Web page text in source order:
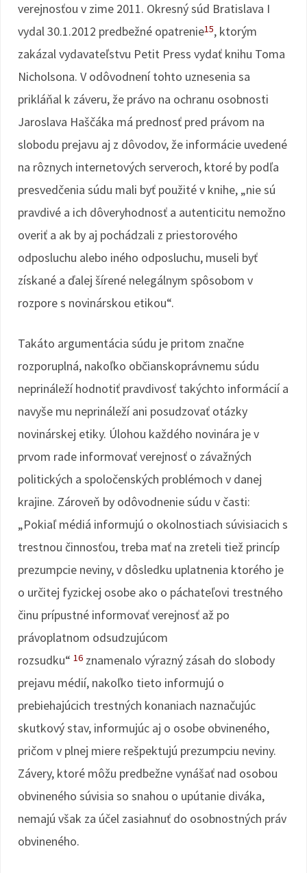
verejnosťou v zime 2011. Okresný súd Bratislava I
vydal 30.1.2012 predbežné opatrenie15, ktorým
zakázal vydavateľstvu Petit Press vydať knihu Toma
Nicholsona. V odôvodnení tohto uznesenia sa
prikláňal k záveru, že právo na ochranu osobnosti
Jaroslava Haščáka má prednosť pred právom na
slobodu prejavu aj z dôvodov, že informácie uvedené
na rôznych internetových serveroch, ktoré by podľa
presvedčenia súdu mali byť použité v knihe, „nie sú
pravdivé a ich dôveryhodnosť a autenticitu nemožno
overiť a ak by aj pochádzali z priestorového
odposluchu alebo iného odposluchu, museli byť
získané a ďalej šírené nelegálnym spôsobom v
rozpore s novinárskou etikou“.
Takáto argumentácia súdu je pritom značne
rozporuplná, nakoľko občianskoprávnemu súdu
neprináleží hodnotiť pravdivosť takýchto informácií a
navyše mu neprináleží ani posudzovať otázky
novinárskej etiky. Úlohou každého novinára je v
prvom rade informovať verejnosť o závažných
politických a spoločenských problémoch v danej
krajine. Zároveň by odôvodnenie súdu v časti:
„Pokiaľ médiá informujú o okolnostiach súvisiacich s
trestnou činnosťou, treba mať na zreteli tiež princíp
prezumpcie neviny, v dôsledku uplatnenia ktorého je
o určitej fyzickej osobe ako o páchateľovi trestného
činu prípustné informovať verejnosť až po
právoplatnom odsudzujúcom
rozsudku“ 16 znamenalo výrazný zásah do slobody
prejavu médií, nakoľko tieto informujú o
prebiehajúcich trestných konaniach naznačujúc
skutkový stav, informujúc aj o osobe obvineného,
pričom v plnej miere rešpektujú prezumpciu neviny.
Závery, ktoré môžu predbežne vynášať nad osobou
obvineného súvisia so snahou o upútanie diváka,
nemajú však za účel zasiahnuť do osobnostných práv
obvineného.